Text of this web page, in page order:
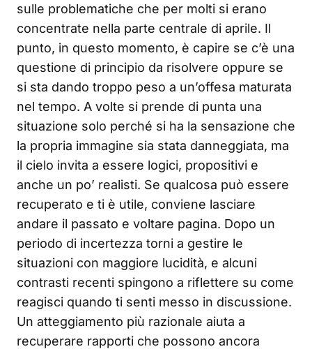
sulle problematiche che per molti si erano
concentrate nella parte centrale di aprile. Il
punto, in questo momento, è capire se c’è una
questione di principio da risolvere oppure se
si sta dando troppo peso a un’offesa maturata
nel tempo. A volte si prende di punta una
situazione solo perché si ha la sensazione che
la propria immagine sia stata danneggiata, ma
il cielo invita a essere logici, propositivi e
anche un po’ realisti. Se qualcosa può essere
recuperato e ti è utile, conviene lasciare
andare il passato e voltare pagina. Dopo un
periodo di incertezza torni a gestire le
situazioni con maggiore lucidità, e alcuni
contrasti recenti spingono a riflettere su come
reagisci quando ti senti messo in discussione.
Un atteggiamento più razionale aiuta a
recuperare rapporti che possono ancora